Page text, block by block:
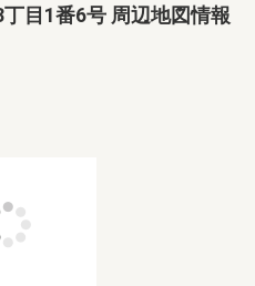
目1番6号 周辺地図情報